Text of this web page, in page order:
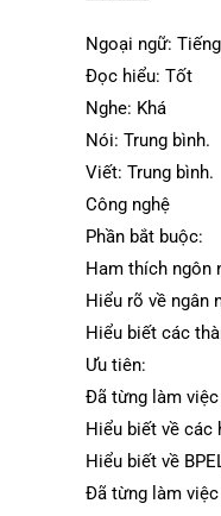
Ngoại ngữ:
Đọc hiểu: Tốt
Nghe: Khá
Nói: Trung bình.
Viết: Trung bình.
Công nghệ
Phần bắt buộc:
Ham thích ngôn
Hiểu rõ về ngân
Hiểu biết các
Ưu tiên:
Đã từng làm việc
Hiểu biết về các
Hiểu biết về
Đã từng làm việc